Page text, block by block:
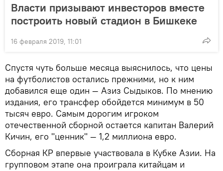
Власти призывают инвесторов вместе
построить новый стадион в Бишкеке
16 февраля 2019, 11:01
Спустя чуть больше месяца выяснилось, что цены
на футболистов остались прежними, но к ним
добавился еще один — Азиз Сыдыков. По мнению
издания, его трансфер обойдется минимум в 50
тысяч евро. Самым дорогим игроком
отечественной сборной остается капитан Валерий
Кичин, его "ценник" — 1,2 миллиона евро.
Сборная КР впервые участвовала в Кубке Азии. На
групповом этапе она проиграла китайцам и